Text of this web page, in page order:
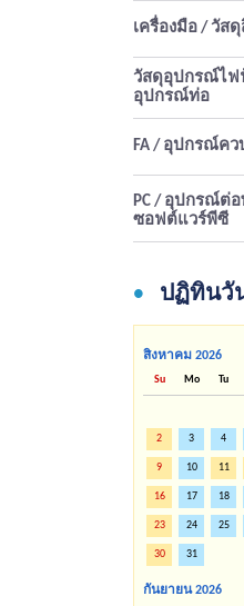
เครื่องมือ / วัส
วัสดุอุปกรณ์ไฟ
อุปกรณ์ท่อ
FA / อุปกรณ์คว
PC / อุปกรณ์ต่อ
ซอฟต์แวร์พีซี
ปฏิทินวั
สิงหาคม 2026
Su Mo Tu
2 3 4
9 10 11
16 17 18
23 24 25
30 31
กันยายน 2026